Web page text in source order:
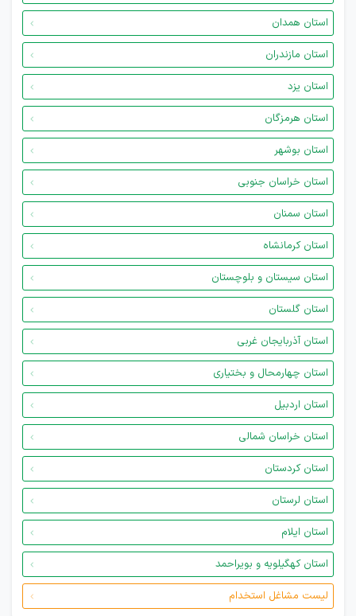
استان همدان
استان مازندران
استان یزد
استان هرمزگان
استان بوشهر
استان خراسان جنوبی
استان سمنان
استان کرمانشاه
استان سیستان و بلوچستان
استان گلستان
استان آذربایجان غربی
استان چهارمحال و بختیاری
استان اردبیل
استان خراسان شمالی
استان کردستان
استان لرستان
استان ایلام
استان کهگیلویه و بویراحمد
لیست مشاغل استخدام